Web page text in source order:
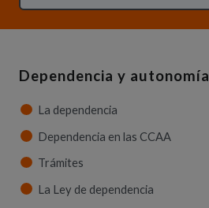
Dependencia y autonomía
La dependencia
Dependencia en las CCAA
Trámites
La Ley de dependencia